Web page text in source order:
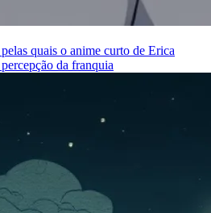
quais o anime curto de Erica
da franquia